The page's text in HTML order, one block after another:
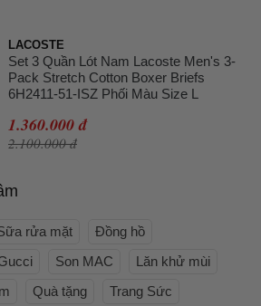
LACOSTE
Set 3 Quần Lót Nam Lacoste Men's 3-
Pack Stretch Cotton Boxer Briefs
6H2411-51-ISZ Phối Màu Size L
1.360.000 đ
2.100.000 đ
rửa mặt
Đồng hồ
Son MAC
Lăn khử mùi
Quà tặng
Trang Sức